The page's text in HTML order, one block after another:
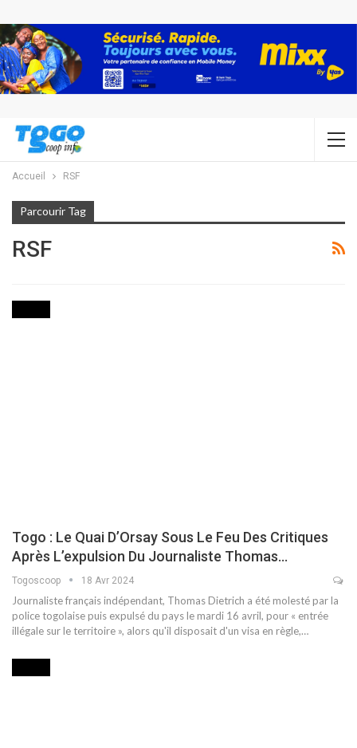
Accueil RSF
Parcourir Tag
RSF
Togo : Le Quai D’Orsay Sous Le Feu Des Critiques
Après L’expulsion Du Journaliste Thomas…
Togoscoop 18 Avr 2024
Journaliste français indépendant, Thomas Dietrich a été molesté par la
police togolaise puis expulsé du pays le mardi 16 avril, pour « entrée
illégale sur le territoire », alors qu'il disposait d'un visa en règle,…